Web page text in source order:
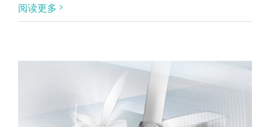
阅读更多